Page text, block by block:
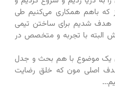
که باهم همکاری می‌کنیم طی
شدیم برای ساختن تیمی
البته با تجربه و متخصص در
یک موضوع با هم بحث و جدل
هدف اصلی مون که خلق رضایت